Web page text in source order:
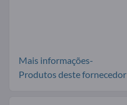
Mais informações-
Produtos deste fornecedor